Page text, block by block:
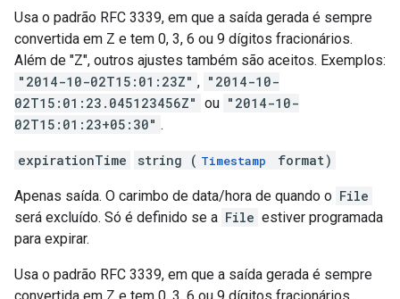
Usa o padrão RFC 3339, em que a saída gerada é sempre
convertida em Z e tem 0, 3, 6 ou 9 dígitos fracionários.
Além de "Z", outros ajustes também são aceitos. Exemplos:
"2014-10-02T15:01:23Z" , "2014-10-
02T15:01:23.045123456Z" ou "2014-10-
02T15:01:23+05:30" .
expirationTime string ( Timestamp format)
Apenas saída. O carimbo de data/hora de quando o File
será excluído. Só é definido se a File estiver programada
para expirar.
Usa o padrão RFC 3339, em que a saída gerada é sempre